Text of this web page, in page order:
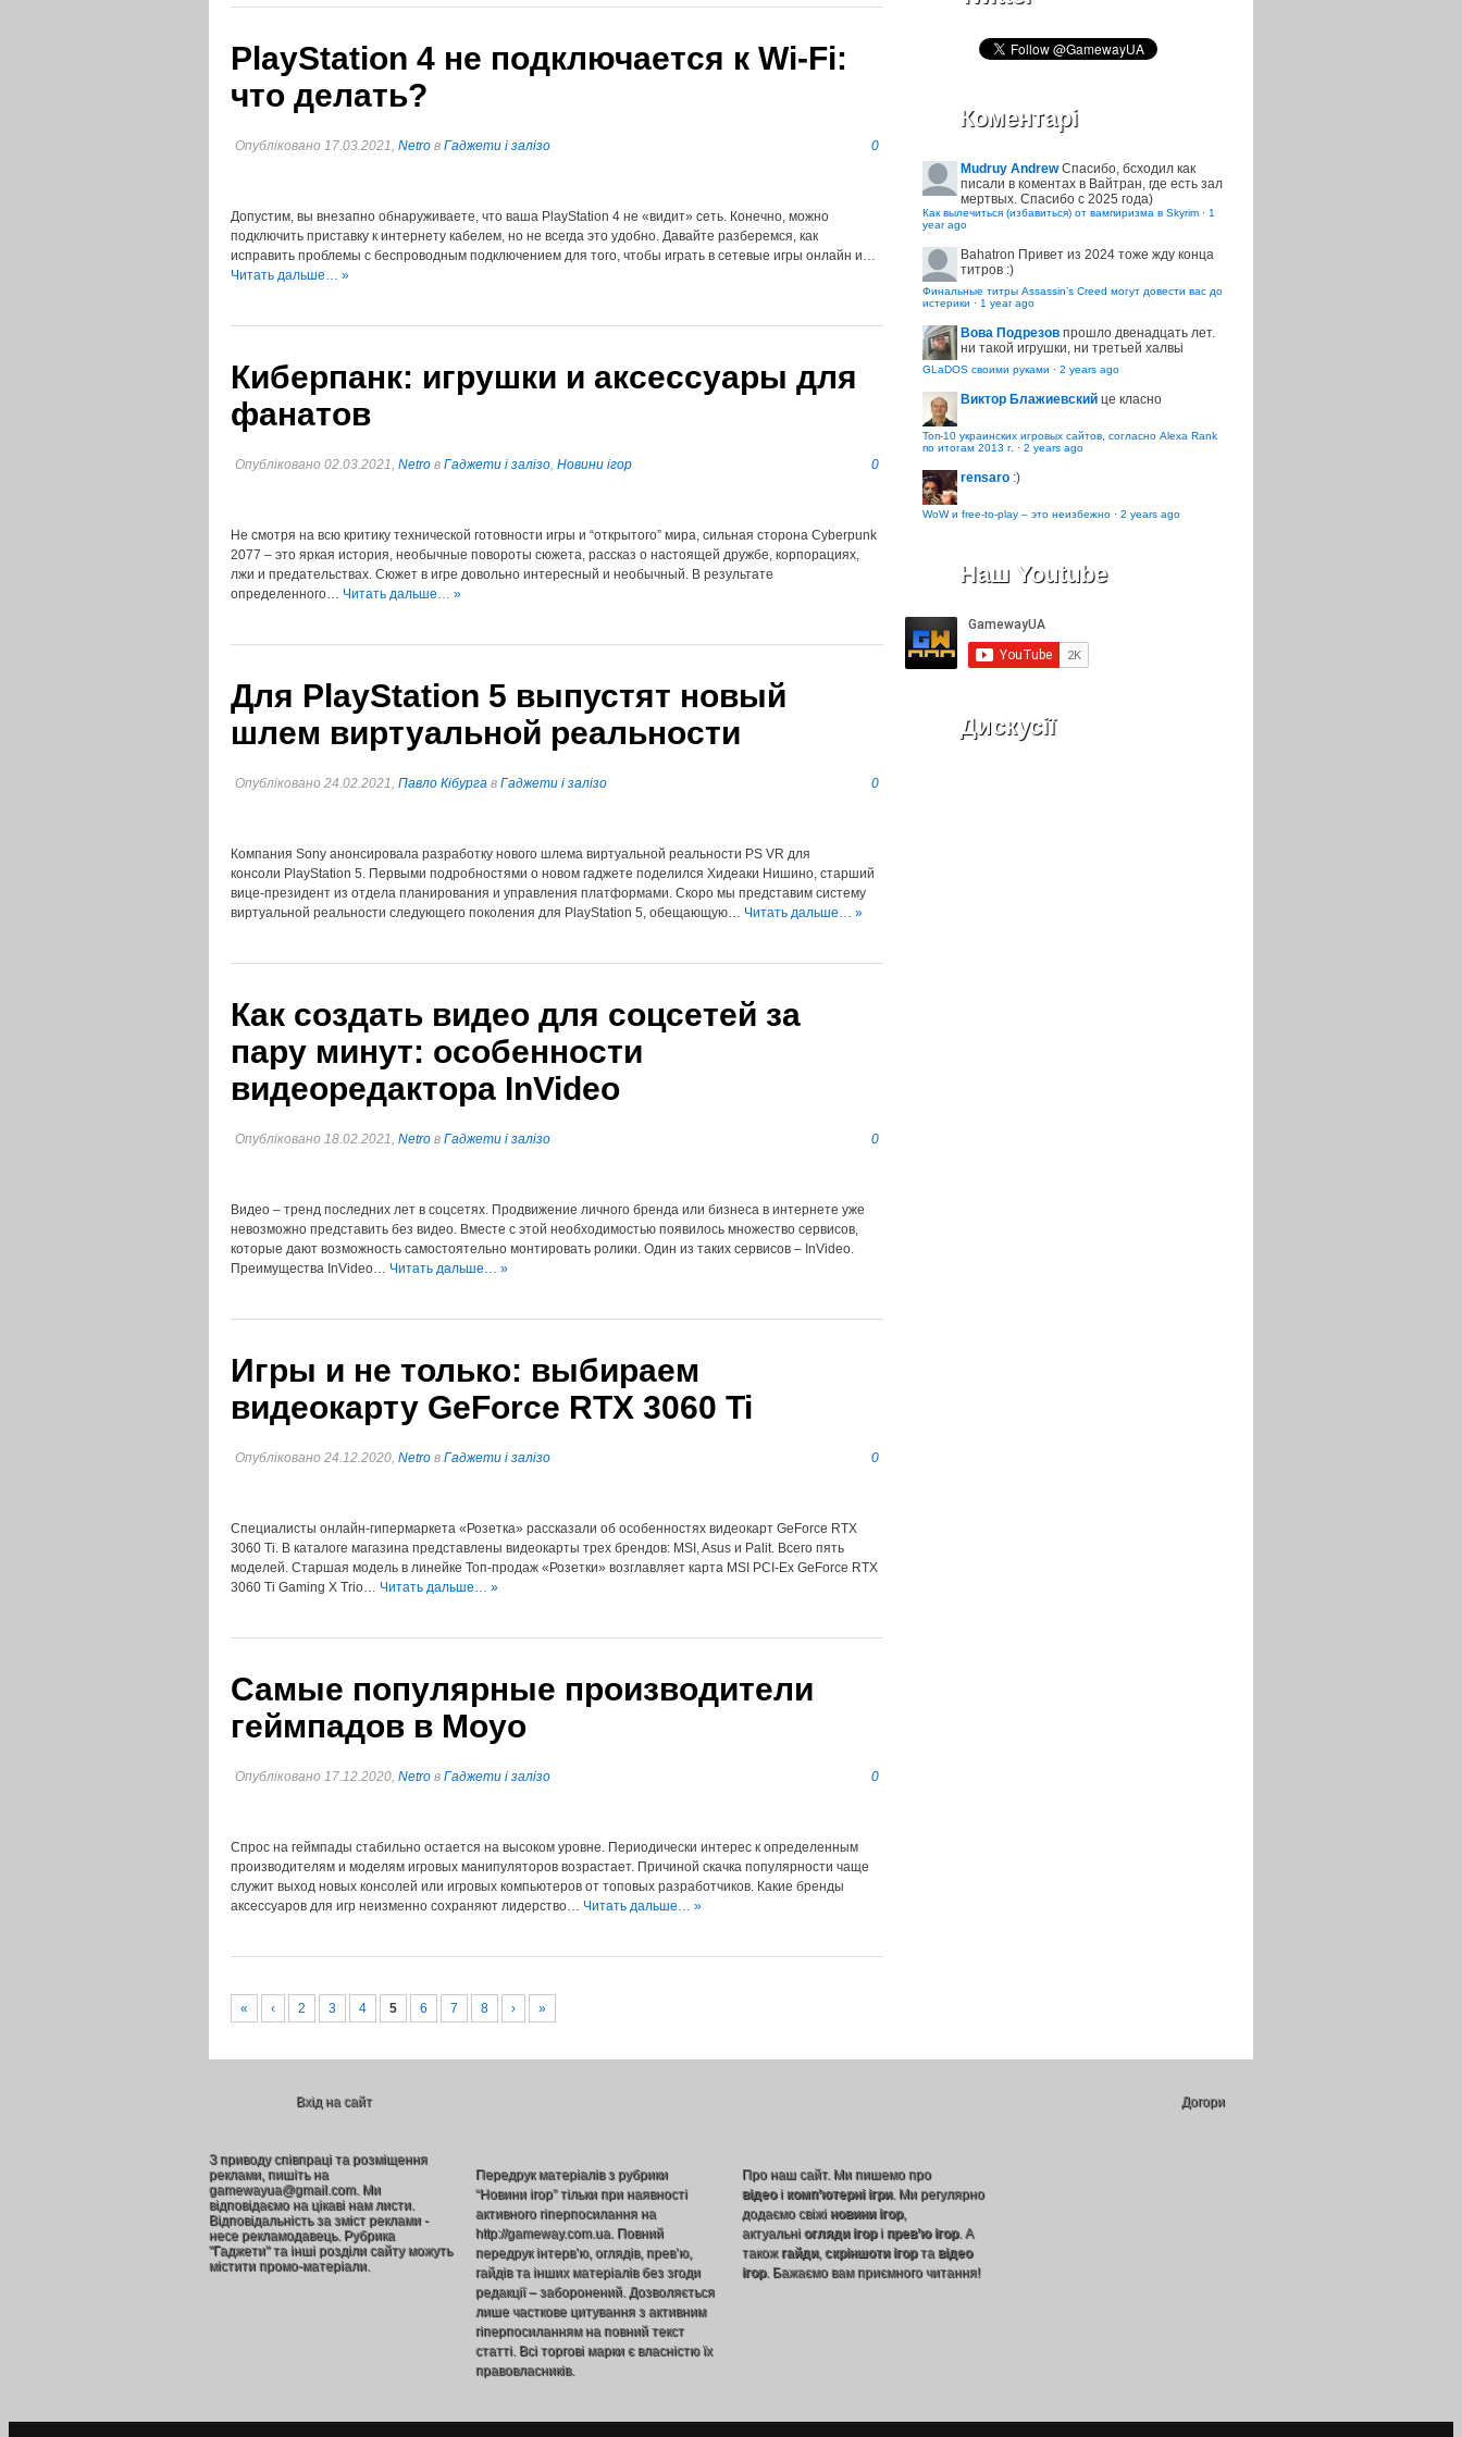
PlayStation 4 не подключается к Wi-Fi:
что делать?
Опубліковано 17.03.2021, Netro в Гаджети і залізо 0
Допустим, вы внезапно обнаруживаете, что ваша PlayStation 4 не «видит» сеть. Конечно, можно
подключить приставку к интернету кабелем, но не всегда это удобно. Давайте разберемся, как
исправить проблемы с беспроводным подключением для того, чтобы играть в сетевые игры онлайн и…
Читать дальше… »
Киберпанк: игрушки и аксессуары для
фанатов
Опубліковано 02.03.2021, Netro в Гаджети і залізо, Новини ігор 0
Не смотря на всю критику технической готовности игры и “открытого” мира, сильная сторона Cyberpunk
2077 – это яркая история, необычные повороты сюжета, рассказ о настоящей дружбе, корпорациях,
лжи и предательствах. Сюжет в игре довольно интересный и необычный. В результате
определенного… Читать дальше… »
Для PlayStation 5 выпустят новый
шлем виртуальной реальности
Опубліковано 24.02.2021, Павло Кібурга в Гаджети і залізо 0
Компания Sony анонсировала разработку нового шлема виртуальной реальности PS VR для
консоли PlayStation 5. Первыми подробностями о новом гаджете поделился Хидеаки Нишино, старший
вице-президент из отдела планирования и управления платформами. Скоро мы представим систему
виртуальной реальности следующего поколения для PlayStation 5, обещающую… Читать дальше… »
Как создать видео для соцсетей за
пару минут: особенности
видеоредактора InVideo
Опубліковано 18.02.2021, Netro в Гаджети і залізо 0
Видео – тренд последних лет в соцсетях. Продвижение личного бренда или бизнеса в интернете уже
невозможно представить без видео. Вместе с этой необходимостью появилось множество сервисов,
которые дают возможность самостоятельно монтировать ролики. Один из таких сервисов – InVideo.
Преимущества InVideo… Читать дальше… »
Игры и не только: выбираем
видеокарту GeForce RTX 3060 Ti
Опубліковано 24.12.2020, Netro в Гаджети і залізо 0
Специалисты онлайн-гипермаркета «Розетка» рассказали об особенностях видеокарт GeForce RTX
3060 Ti. В каталоге магазина представлены видеокарты трех брендов: MSI, Asus и Palit. Всего пять
моделей. Старшая модель в линейке Топ-продаж «Розетки» возглавляет карта MSI PCI-Ex GeForce RTX
3060 Ti Gaming X Trio… Читать дальше… »
Самые популярные производители
геймпадов в Moyo
Опубліковано 17.12.2020, Netro в Гаджети і залізо 0
Спрос на геймпады стабильно остается на высоком уровне. Периодически интерес к определенным
производителям и моделям игровых манипуляторов возрастает. Причиной скачка популярности чаще
служит выход новых консолей или игровых компьютеров от топовых разработчиков. Какие бренды
аксессуаров для игр неизменно сохраняют лидерство… Читать дальше… »
« ‹ 2 3 4 5 6 7 8 › »
Коментарі
Mudruy Andrew Спасибо, бсходил как
писали в коментах в Вайтран, где есть зал
мертвых. Спасибо с 2025 года)
Как вылечиться (избавиться) от вампиризма в Skyrim · 1
year ago
Bahatron Привет из 2024 тоже жду конца
титров :)
Финальные титры Assassin’s Creed могут довести вас до
истерики · 1 year ago
Вова Подрезов прошло двенадцать лет.
ни такой игрушки, ни третьей халвьі
GLaDOS своими руками · 2 years ago
Виктор Блажиевский це класно
Топ-10 украинских игровых сайтов, согласно Alexa Rank
по итогам 2013 г. · 2 years ago
rensaro :)
WoW и free-to-play – это неизбежно · 2 years ago
Наш Youtube
Дискусії
Вхід на сайт Догори
З приводу співпраці та розміщення
реклами, пишіть на
gamewayua@gmail.com. Ми
відповідаємо на цікаві нам листи.
Відповідальність за зміст реклами -
несе рекламодавець. Рубрика
"Гаджети" та інші розділи сайту можуть
містити промо-матеріали.
Передрук матеріалів з рубрики
“Новини ігор” тільки при наявності
активного гіперпосилання на
http://gameway.com.ua. Повний
передрук інтерв’ю, оглядів, прев’ю,
гайдів та інших матеріалів без згоди
редакції – заборонений. Дозволяється
лише часткове цитування з активним
гіперпосиланням на повний текст
статті. Всі торгові марки є власністю їх
правовласників.
Про наш сайт. Ми пишемо про
відеоі комп’ютерні ігри. Ми регулярно
додаємо свіжі новини ігор,
актуальні огляди ігорі прев’ю ігор. А
також гайди, скріншоти ігорта відео
ігор. Бажаємо вам приємного читання!